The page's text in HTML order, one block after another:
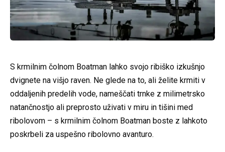
S krmilnim čolnom Boatman lahko svojo ribiško izkušnjo
dvignete na višjo raven. Ne glede na to, ali želite krmiti v
oddaljenih predelih vode, nameščati trnke z milimetrsko
natančnostjo ali preprosto uživati v miru in tišini med
ribolovom – s krmilnim čolnom Boatman boste z lahkoto
poskrbeli za uspešno ribolovno avanturo.